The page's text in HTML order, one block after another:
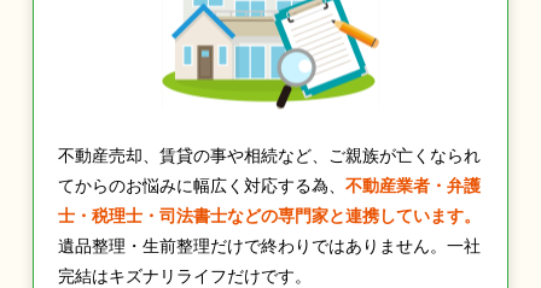
不動産売却、賃貸の事や相続など、ご親族が亡くなられ
てからのお悩みに幅広く対応する為、 不動産業者・弁護
士・税理士・司法書士などの専門家と連携しています。
遺品整理・生前整理だけで終わりではありません。一社
完結はキズナリライフだけです。